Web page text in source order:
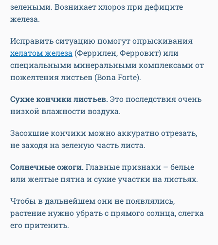
зелеными. Возникает хлороз при дефиците
железа.
Исправить ситуацию помогут опрыскивания
хелатом железа (Феррилен, Ферровит) или
специальными минеральными комплексами от
пожелтения листьев (Bona Forte).
Сухие кончики листьев.Это последствия очень
низкой влажности воздуха.
Засохшие кончики можно аккуратно отрезать,
не заходя на зеленую часть листа.
Солнечные ожоги.Главные признаки – белые
или желтые пятна и сухие участки на листьях.
Чтобы в дальнейшем они не появлялись,
растение нужно убрать с прямого солнца, слегка
его притенить.